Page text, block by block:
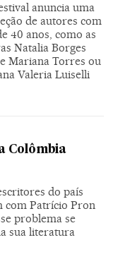
anuncia uma
de autores com
40 anos, como as
Natalia Borges
Mariana Torres ou
Valeria Luiselli
Colômbia
do país
com Patrício Pron
problema se
sua literatura